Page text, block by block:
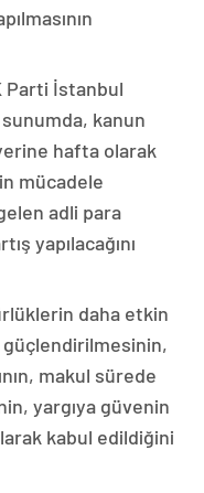
Parti İstanbul
sunumda, kanun
hafta olarak
mücadele
adli para
yapılacağını
daha etkin
güçlendirilmesinin,
makul sürede
yargıya güvenin
kabul edildiğini